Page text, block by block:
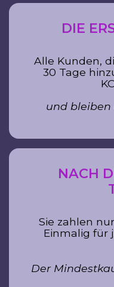
DIE
Alle Kunden,
30 Tage
und bleiben
NACH
Sie zahlen
Einmalig für
Der